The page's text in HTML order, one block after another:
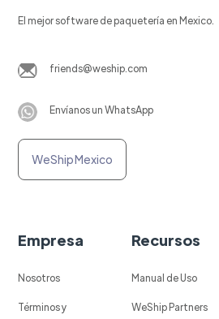
El mejor software de paquetería en Mexico.
friends@weship.com
Envíanos un WhatsApp
WeShip Mexico
Empresa
Nosotros
Términos y
Recursos
Manual de Uso
WeShip Partners